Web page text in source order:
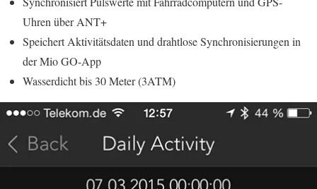
Uhren über ANT+
Speichert Aktivitätsdaten und drahtlose Synchronisierungen in
der Mio GO-App
Wasserdicht bis 30 Meter (3ATM)